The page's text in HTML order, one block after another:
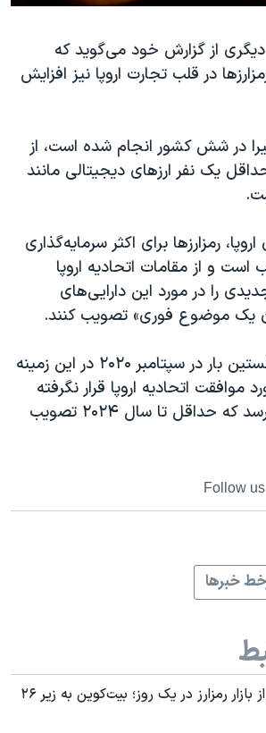
از گزارش خود می‌گوید که
در قلب تجارت اروپا نیز افزایش
در شش کشور انجام شده است، از
یک نفر ارزهای دیجیتالی مانند
رمزارزها برای اکثر سرمایه‌گذاری
و از مقامات اتحادیه اروپا
را در مورد این دارایی‌های
یک موضوع فوری» تصویب کنند.
قوانینی که برای نخستین بار در سپتامبر ۲۰۲۰ در این زمینه
موافقت اتحادیه اروپا قرار نگرفته
است ‌و به نظر نمی‌رسد که حداقل تا سال ۲۰۲۴ تصویب
Follow us
خبرها
محو ۲۰۰ میلیارد دلار از بازار رمزارز در یک روز؛ بیت‌کوین به زیر ۲۶